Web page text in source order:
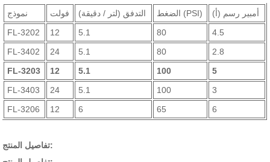
نموذج
فولت التدفق (لتر / دقيقة) الضغط (PSI)
أمبير رسم (أ)
FL-3202
12 5.1 80
4.5
FL-3402
24 5.1 80
2.8
FL-3203
12 5.1 100
5
FL-3403
24 5.1 100
3
FL-3206
12 6 65 6
تفاصيل المنتج: